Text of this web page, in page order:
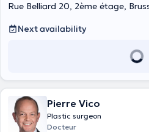
Rue Belliard 20, 2ème étage,
Next availability
Pierre Vico
Plastic surgeon
Docteur